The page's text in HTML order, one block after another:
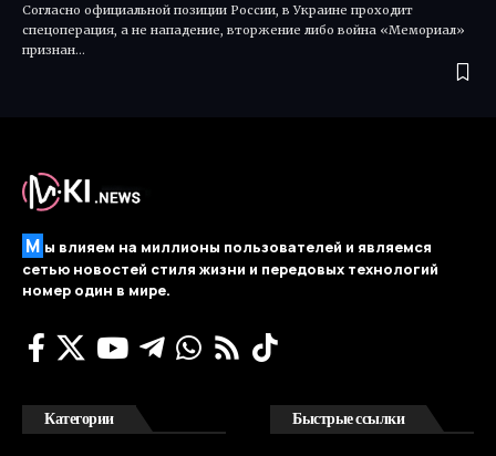
Согласно официальной позиции России, в Украине проходит
спецоперация, а не нападение, вторжение либо война «Мемориал»
признан…
М ы влияем на миллионы пользователей и являемся
сетью новостей стиля жизни и передовых технологий
номер один в мире.
Категории Быстрые ссылки